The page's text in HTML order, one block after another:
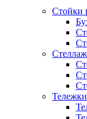
Стойки